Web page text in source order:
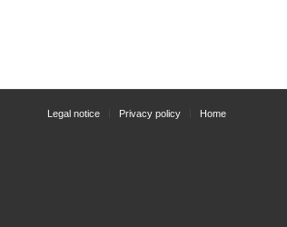
Legal notice Privacy policy Home